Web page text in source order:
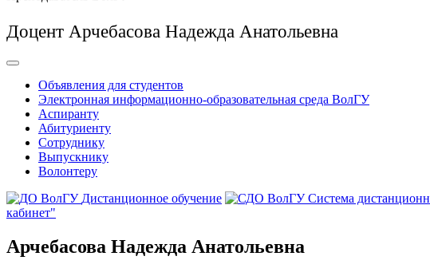
Доцент Арчебасова Надежда Анатольевна
Объявления для студентов
Электронная информационно-образовательная среда ВолГУ
Аспиранту
Абитуриенту
Сотруднику
Выпускнику
Волонтеру
Дистанционное обучение
Система
кабинет"
Арчебасова Надежда Анатольевна